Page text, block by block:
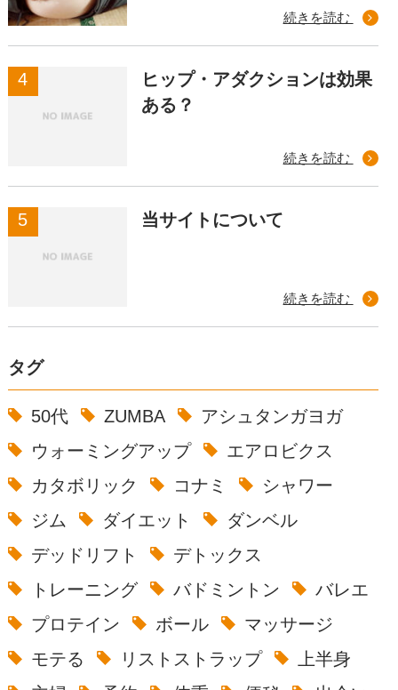
続きを読む
ヒップ・アダクションは効果
ある？
続きを読む
当サイトについて
続きを読む
タグ
50代 ZUMBA
アシュタンガヨガ
ウォーミングアップ
エアロビクス
カタボリック
コナミ
シャワー
ジム
ダイエット
ダンベル
デッドリフト
デトックス
トレーニング
バドミントン
バレエ
プロテイン
ボール
マッサージ
モテる
リストストラップ
上半身